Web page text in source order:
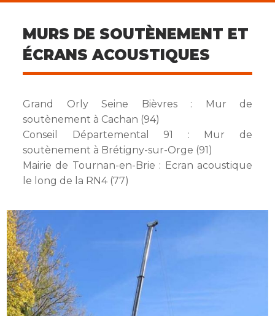
MURS DE SOUTÈNEMENT ET
ÉCRANS ACOUSTIQUES
Grand Orly Seine Bièvres : Mur de
soutènement à Cachan (94)
Conseil Départemental 91 : Mur de
soutènement à Brétigny-sur-Orge (91)
Mairie de Tournan-en-Brie : Ecran acoustique
le long de la RN4 (77)